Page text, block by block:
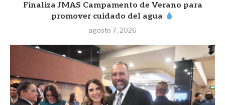
Finaliza JMAS Campamento de Verano para
promover cuidado del agua
agosto 7, 2026